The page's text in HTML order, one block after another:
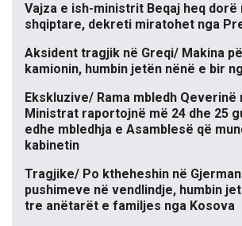
Vajza e ish-ministrit Beqaj heq
shqiptare, dekreti miratohet nga
Aksident tragjik në Greqi/ Makina
kamionin, humbin jetën nënë e bir
Ekskluzive/ Rama mbledh Qeverinë
Ministrat raportojnë më 24 dhe 25
edhe mbledhja e Asamblesë që
kabinetin
Tragjike/ Po ktheheshin në
pushimeve në vendlindje, humbin
tre anëtarët e familjes nga Kosova